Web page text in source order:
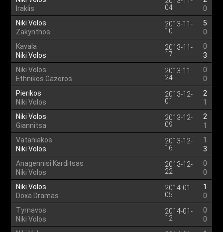
Iraklis
04
0
Niki Volos
Zakynthos
2013-11-
10
5
0
Kavala
Niki Volos
2013-11-
17
0
3
Niki Volos
Ethnikos Gazoros
2013-11-
24
0
0
Pierikos
Niki Volos
2013-12-
01
2
1
Niki Volos
Giannitsa
2013-12-
09
2
1
Vataniakos
Niki Volos
2013-12-
16
1
3
Anagennisi Karditsas
Niki Volos
2013-12-
22
0
0
Niki Volos
Doxa Dramas
2014-01-
05
1
0
Tyrnavos
Niki Volos
2014-01-
12
0
0